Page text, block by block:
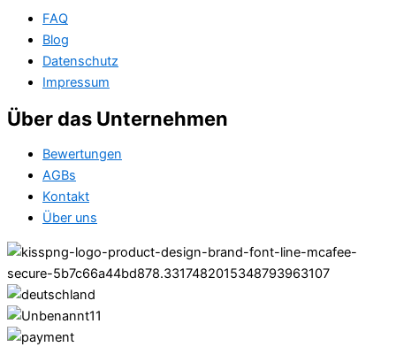
FAQ
Blog
Datenschutz
Impressum
Über das Unternehmen
Bewertungen
AGBs
Kontakt
Über uns